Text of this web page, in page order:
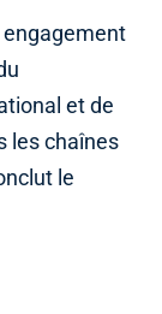
engagement
et de
les chaînes
le